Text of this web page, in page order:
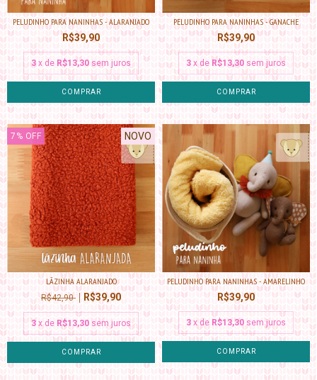
PELUDINHO PARA NANINHAS - ALARANJADO
R$39,90
3 x de R$13,30 sem juros
PELUDINHO PARA NANINHAS - GANACHE
R$39,90
3 x de R$13,30 sem juros
7 % OFF NOVO
LÃZINHA ALARANJADO
R$42,90 R$39,90
3 x de R$13,30 sem juros
PELUDINHO PARA NANINHAS - AMARELINHO
R$39,90
3 x de R$13,30 sem juros